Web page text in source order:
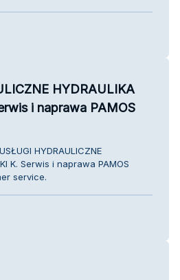
HYDRAULIKA
i naprawa PAMOS
HYDRAULICZNE
K. Serwis i naprawa PAMOS
service.